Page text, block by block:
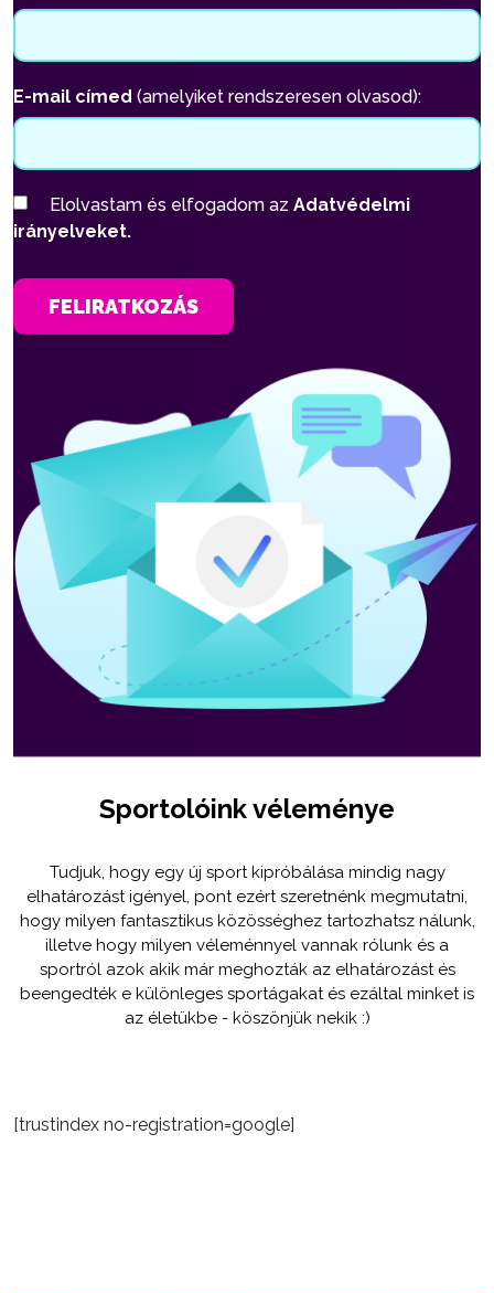
E-mail címed (amelyiket rendszeresen olvasod):
Elolvastam és elfogadom az Adatvédelmi
irányelveket.
FELIRATKOZÁS
Sportolóink véleménye
Tudjuk, hogy egy új sport kipróbálása mindig nagy
elhatározást igényel, pont ezért szeretnénk megmutatni,
hogy milyen fantasztikus közösséghez tartozhatsz nálunk,
illetve hogy milyen véleménnyel vannak rólunk és a
sportról azok akik már meghozták az elhatározást és
beengedték e különleges sportágakat és ezáltal minket is
az életükbe - köszönjük nekik :)
[trustindex no-registration=google]